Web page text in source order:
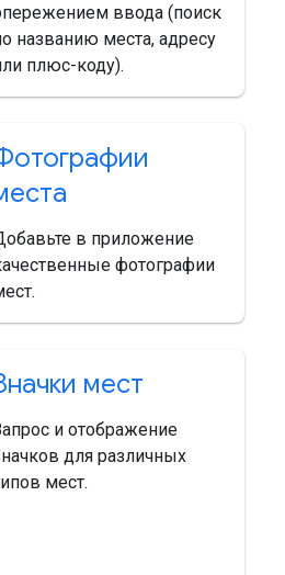
ввода (поиск
названию места, адресу
плюс-коду).
в приложение
фотографии
мест
и отображение
для различных
мест.